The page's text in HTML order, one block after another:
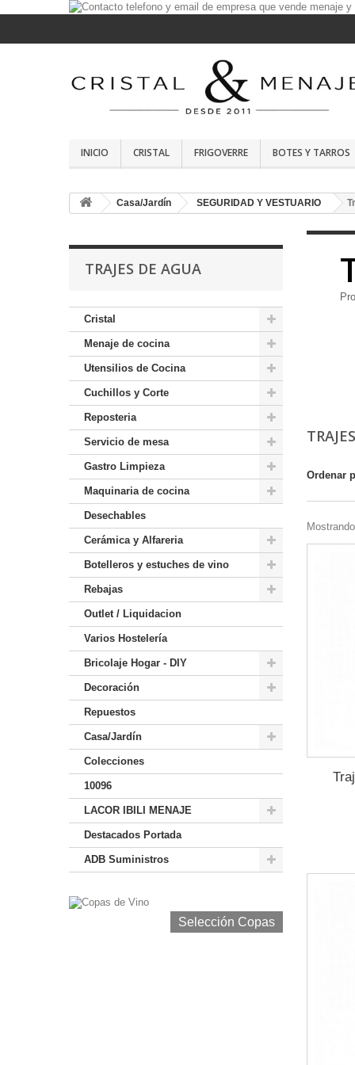
INICIO CRISTAL FRIGOVERRE BOTES Y TARROS
Casa/Jardín SEGURIDAD Y VESTUARIO
TRAJES DE AGUA
Cristal
Menaje de cocina
Utensilios de Cocina
Cuchillos y Corte
Reposteria
Servicio de mesa
Gastro Limpieza
Maquinaria de cocina
Desechables
Cerámica y Alfareria
Botelleros y estuches de vino
Rebajas
Outlet / Liquidacion
Varios Hostelería
Bricolaje Hogar - DIY
Decoración
Repuestos
Casa/Jardín
Colecciones
10096
LACOR IBILI MENAJE
Destacados Portada
ADB Suministros
Selección Copas de Vino y Champagne
Selección Copas
Ordenar